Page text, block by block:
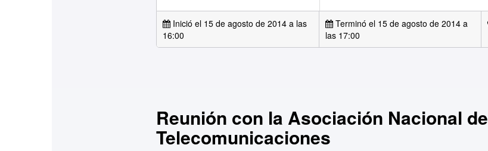
Inició el 15 de agosto de 2014 a las
16:00
Terminó el 15 de agosto de 2014 a
las 17:00
Reunión con la Asociación Nacional de
Telecomunicaciones